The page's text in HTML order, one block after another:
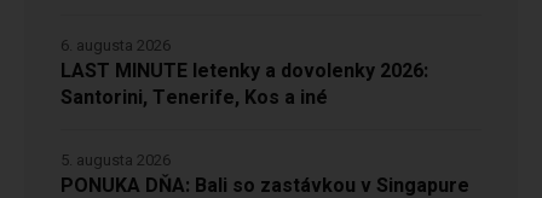
LAST MINUTE letenky a dovolenky 2026:
Santorini, Tenerife, Kos a iné
6. augusta 2026
PONUKA DŇA: Bali so zastávkou v Singapure
5. augusta 2026